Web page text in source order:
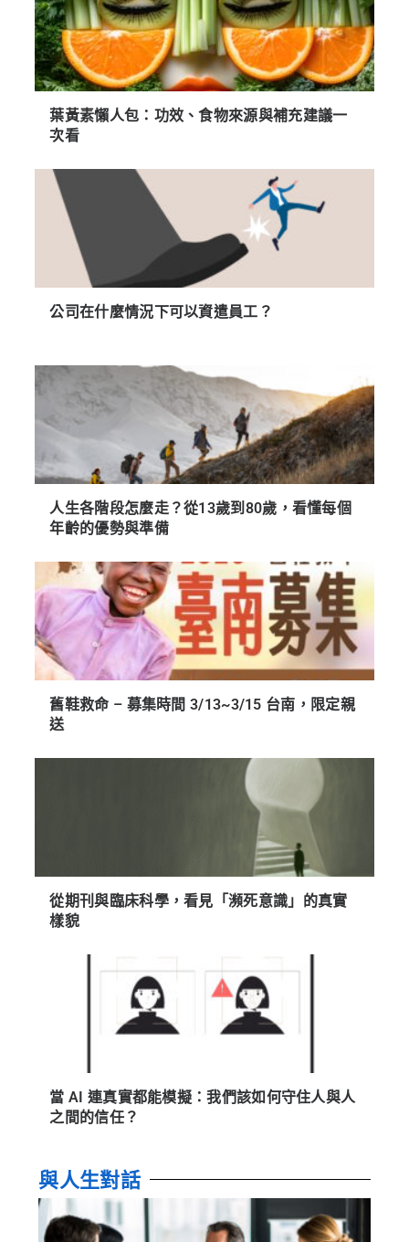
葉黃素懶人包：功效、食物來源與補充建議一
次看
公司在什麼情況下可以資遣員工？
人生各階段怎麼走？從13歲到80歲，看懂每個
年齡的優勢與準備
舊鞋救命 – 募集時間 3/13~3/15 台南，限定親
送
從期刊與臨床科學，看見「瀕死意識」的真實
樣貌
當 AI 連真實都能模擬：我們該如何守住人與人
之間的信任？
與人生對話